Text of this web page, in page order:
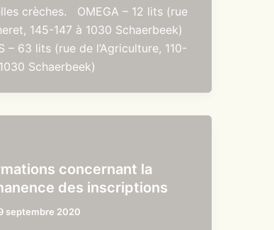
crèches. OMEGA – 12 lits (rue
145-147 à 1030 Schaerbeek)
– 63 lits (rue de l’Agriculture, 110-
Schaerbeek)
concernant la
des inscriptions
septembre 2020